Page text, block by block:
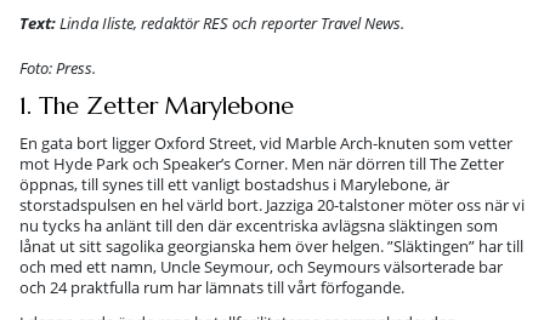
Text:Linda Iliste, redaktör RES och reporter Travel News.
Foto: Press.
1. The Zetter Marylebone
En gata bort ligger Oxford Street, vid Marble Arch-knuten som vetter
mot Hyde Park och Speaker’s Corner. Men när dörren till The Zetter
öppnas, till synes till ett vanligt bostadshus i Marylebone, är
storstadspulsen en hel värld bort. Jazziga 20-talstoner möter oss när vi
nu tycks ha anlänt till den där excentriska avlägsna släktingen som
lånat ut sitt sagolika georgianska hem över helgen. ”Släktingen” har till
och med ett namn, Uncle Seymour, och Seymours välsorterade bar
och 24 praktfulla rum har lämnats till vårt förfogande.